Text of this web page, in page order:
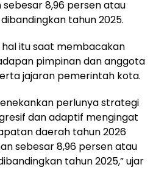
8,96 persen atau
tahun 2025.
itu saat membacakan
pimpinan dan anggota
jajaran pemerintah kota.
perlunya strategi
dan adaptif mengingat
daerah tahun 2026
sebesar 8,96 persen atau
tahun 2025,” ujar